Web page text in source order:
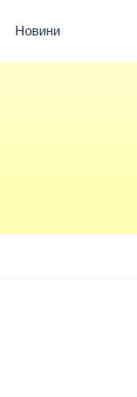
Новини